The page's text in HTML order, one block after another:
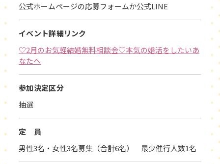
公式ホームページの応募フォームか公式LINE
イベント詳細リンク
♡2月のお気軽結婚無料相談会♡本気の婚活をしたいあ
なたへ
参加決定区分
抽選
定 員
男性3名・女性3名募集（合計6名） 最少催行人数1名